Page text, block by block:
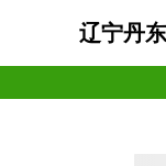
辽宁丹